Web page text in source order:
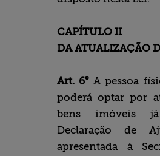
CAPÍTULO II
DA ATUALIZAÇÃO
Art. 6°A pessoa
poderá optar por
bens imóveis
Declaração de
apresentada à